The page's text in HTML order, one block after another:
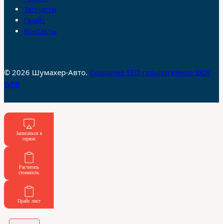
Запчасти
Прайс
Контакты
© 2026 Шумахер-Авто. Создание SEO продвижение SKIV
WEB
Записаться в
сервис
Расчитать
стоимость
Прайс лист